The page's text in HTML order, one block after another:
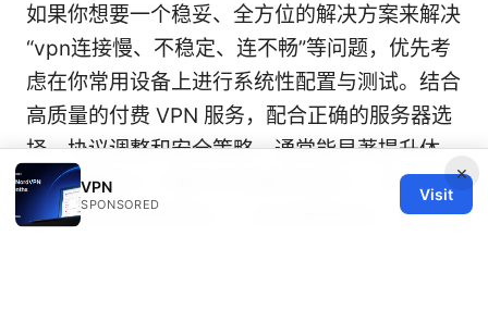
如果你想要一个稳妥、全方位的解决方案来解决
“vpn连接慢、不稳定、连不畅”等问题，优先考
虑在你常用设备上进行系统性配置与测试。结合
高质量的付费 VPN 服务，配合正确的服务器选
择、协议调整和安全策略，通常能显著提升体
验。需要深入了解并实际操作的用户，可以先从
上文的分步清单开始，一步步落地执行，快速形
×
VPN
SPONSORED
Visit